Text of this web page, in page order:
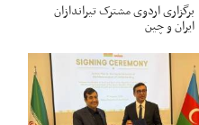
برگزاری اردوی مشترک تیراندازان
ایران و چین